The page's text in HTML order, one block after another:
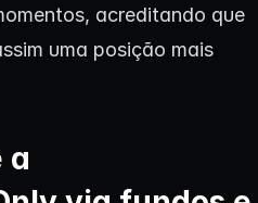
acreditando que
uma posição mais
a